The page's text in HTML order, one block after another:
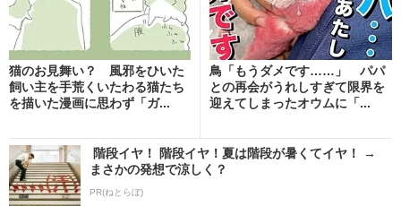
猫のお見舞い？ 風邪をひいた
飼い主を手荒くいたわる猫たち
を描いた漫画に思わず「ガ...
鳥「もうダメです……」 パパ
との再会がうれしすぎて限界を
迎えてしまったオウムに「...
階段イヤ！ 階段イヤ！夏は階段が暑くてイヤ！ →
まさかの発想で涼しく？
PR(ねとらぼ)